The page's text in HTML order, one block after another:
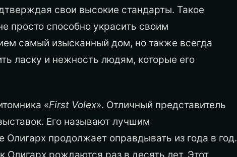
свои высокие стандарты. Такое
просто способно украсить своим
самый изысканный дом, но также всегда
ласку и нежность людям, которые его
«First Volex». Отличный представитель
Его называют лучшим
продолжает оправдывать из года в год.
Олигарх рождаются раз в десять лет. Этот